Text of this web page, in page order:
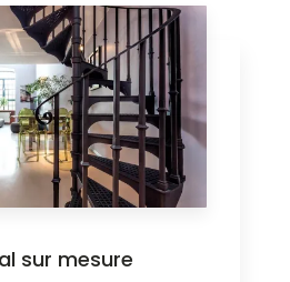
sur mesure